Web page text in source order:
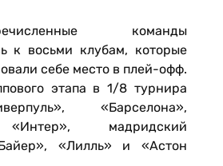
команды
к восьми клубам, которые
себе место в плей-офф.
этапа в 1/8 турнира
«Барселона»,
мадридский
«Лилль» и «Астон